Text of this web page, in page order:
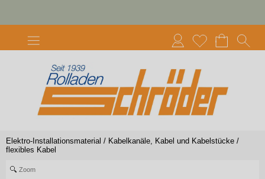
Elektro-Installationsmaterial / Kabelkanäle, Kabel und Kabelstücke /
flexibles Kabel
Zoom